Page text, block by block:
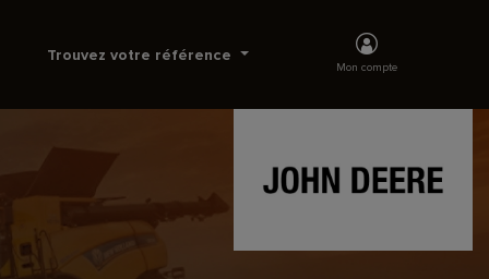
Trouvez votre référence
Mon compte